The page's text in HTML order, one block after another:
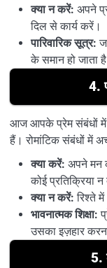
क्या न करें: अपने
दिल से कार्य करें।
पारिवारिक सूत्र:
के समान हो जाता
4.
आज आपके प्रेम संबंधों में
हैं। रोमांटिक संबंधों में
क्या करें: अपने मन
कोई प्रतिक्रिया न
क्या न करें: रिश्ते
भावनात्मक शिक्षा:
उसका इज़हार
5.